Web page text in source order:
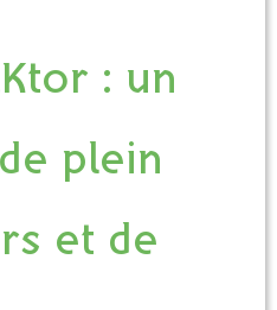
: un
plein
et de